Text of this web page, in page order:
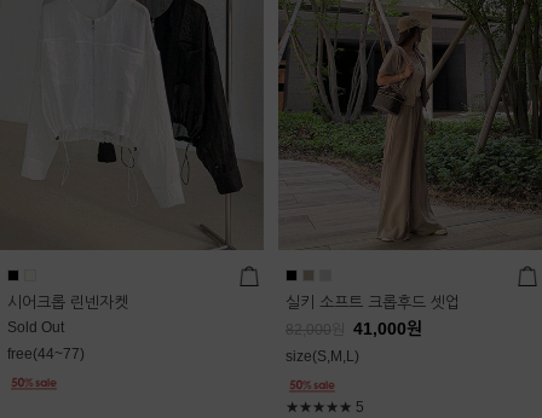
시어크롭 린넨자켓
Sold Out
free(44~77)
실키 소프트 크롭후드 셋업
82,000 41,000원
size(S,M,L)
★★★★★ 5